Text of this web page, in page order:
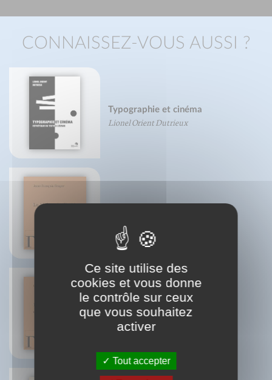
CONNAISSEZ-VOUS AUSSI ?
Typographie et cinéma
Lionel Orient Dutrieux
Le XXIe siècle sera celui du
mysticisme
Didier Brenot
Ce site utilise des
cookies et vous donne
le contrôle sur ceux
que vous souhaitez
activer
Tout accepter